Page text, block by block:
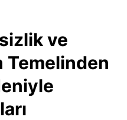
ve
Temelinden